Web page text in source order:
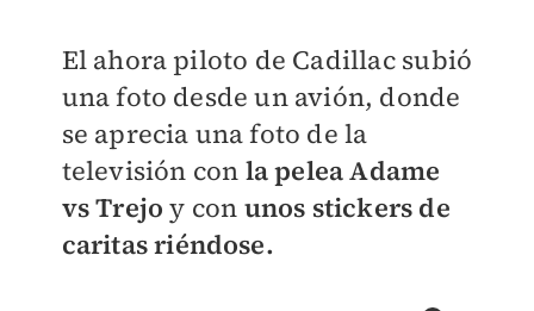
El ahora piloto de Cadillac subió
una foto desde un avión, donde
se aprecia una foto de la
televisión con la pelea Adame
vs Trejoy con unos stickers de
caritas riéndose.